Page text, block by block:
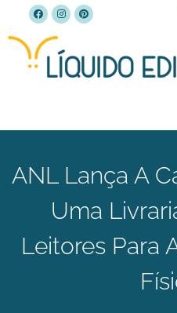
ANL Lança A
Uma
Leitores Para